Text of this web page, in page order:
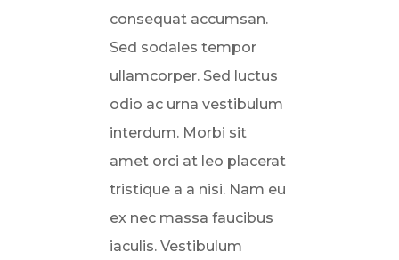
consequat accumsan.
Sed sodales tempor
ullamcorper. Sed luctus
odio ac urna vestibulum
interdum. Morbi sit
amet orci at leo placerat
tristique a a nisi. Nam eu
ex nec massa faucibus
iaculis. Vestibulum